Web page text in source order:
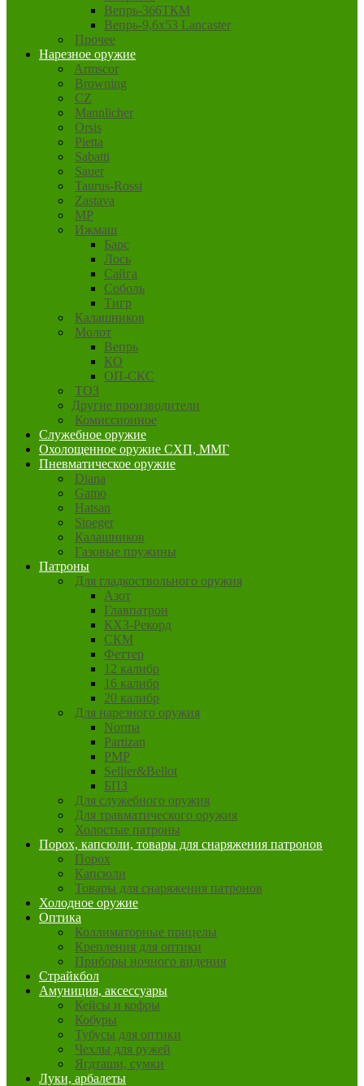
Вепрь-366ТКМ
Вепрь-9,6х53 Lancaster
Прочее
Нарезное оружие
Armscor
Browning
CZ
Mannlicher
Orsis
Pietta
Sabatti
Sauer
Taurus-Rossi
Zastava
MP
Ижмаш
Барс
Лось
Сайга
Соболь
Тигр
Калашников
Молот
Вепрь
КО
ОП-СКС
ТОЗ
Другие производители
Комиссионное
Служебное оружие
Охолощенное оружие СХП, ММГ
Пневматическое оружие
Diana
Gamo
Hatsan
Stoeger
Калашников
Газовые пружины
Патроны
Для гладкоствольного оружия
Азот
Главпатрон
КХЗ-Рекорд
СКМ
Феттер
12 калибр
16 калибр
20 калибр
Для нарезного оружия
Norma
Partizan
PMP
Sellier&Bellot
БПЗ
Для служебного оружия
Для травматического оружия
Холостые патроны
Порох, капсюли, товары для снаряжения патронов
Порох
Капсюли
Товары для снаряжения патронов
Холодное оружие
Оптика
Коллиматорные прицелы
Крепления для оптики
Приборы ночного видения
Страйкбол
Амуниция, аксессуары
Кейсы и кофры
Кобуры
Тубусы для оптики
Чехлы для ружей
Ягдташи, сумки
Луки, арбалеты